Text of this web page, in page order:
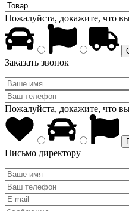
Пожалуйста, докажите, что
Заказать звонок
Пожалуйста, докажите, что
Письмо директору